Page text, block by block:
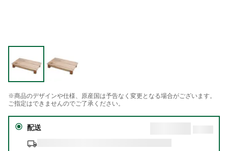
※商品のデザインや仕様、原産国は予告なく変更となる場合がございます。
ご指定はできませんのでご了承ください。
配送